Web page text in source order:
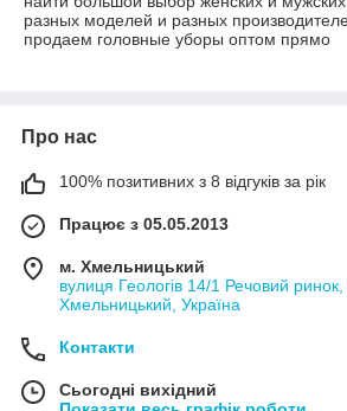
разных моделей и разных
продаем головные уборы оптом прямо
Про нас
100% позитивних з 8 відгуків за рік
Працює з 05.05.2013
м. Хмельницький
вулиця Геологів 14/1 Речовий
Хмельницький, Україна
Контакти
Сьогодні вихідний